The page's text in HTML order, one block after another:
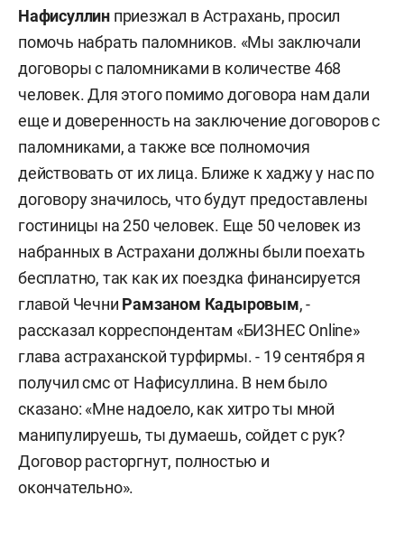
Нафисуллин приезжал в Астрахань, просил
помочь набрать паломников. «Мы заключали
договоры с паломниками в количестве 468
человек. Для этого помимо договора нам дали
еще и доверенность на заключение договоров с
паломниками, а также все полномочия
действовать от их лица. Ближе к хаджу у нас по
договору значилось, что будут предоставлены
гостиницы на 250 человек. Еще 50 человек из
набранных в Астрахани должны были поехать
бесплатно, так как их поездка финансируется
главой Чечни Рамзаном Кадыровым, -
рассказал корреспондентам «БИЗНЕС Online»
глава астраханской турфирмы. - 19 сентября я
получил смс от Нафисуллина. В нем было
сказано: «Мне надоело, как хитро ты мной
манипулируешь, ты думаешь, сойдет с рук?
Договор расторгнут, полностью и
окончательно».